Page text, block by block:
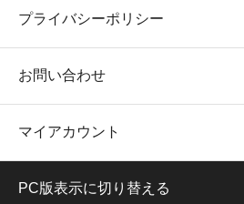
プライバシーポリシー
お問い合わせ
マイアカウント
PC版表示に切り替える